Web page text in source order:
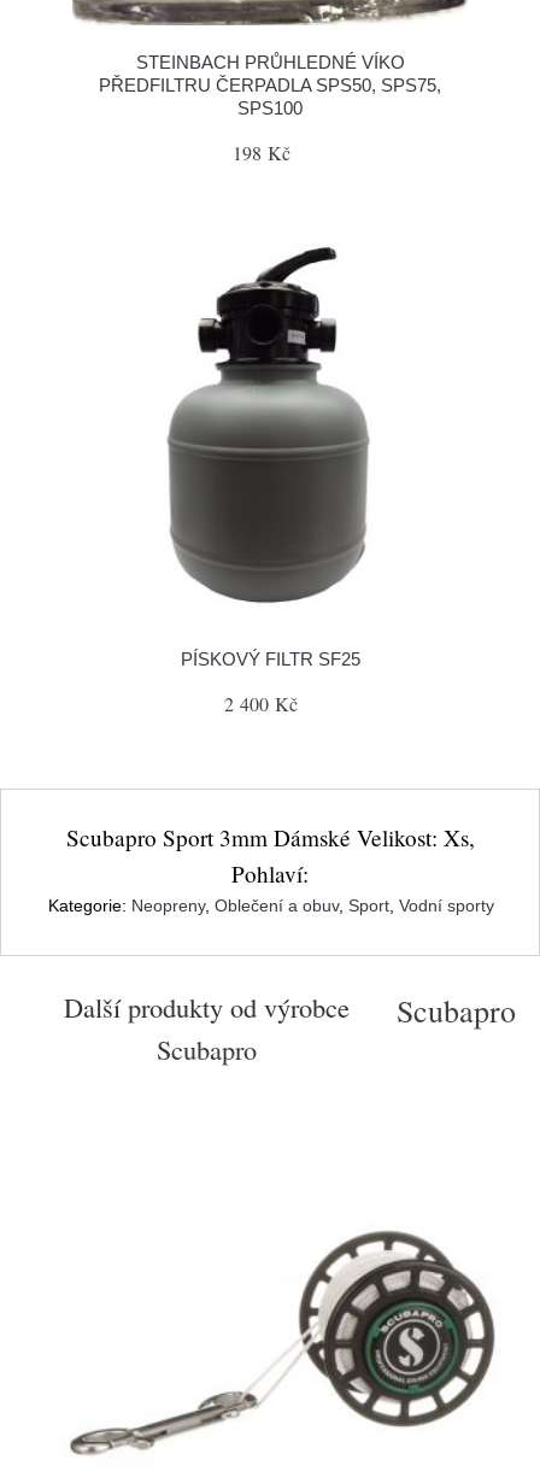
STEINBACH PRŮHLEDNÉ VÍKO
PŘEDFILTRU ČERPADLA SPS50, SPS75,
SPS100
198 Kč
PÍSKOVÝ FILTR SF25
2 400 Kč
Scubapro Sport 3mm Dámské Velikost: Xs,
Pohlaví:
Kategorie: Neopreny, Oblečení a obuv, Sport Vodní sporty
Další produkty od výrobce
Scubapro
Scubapro